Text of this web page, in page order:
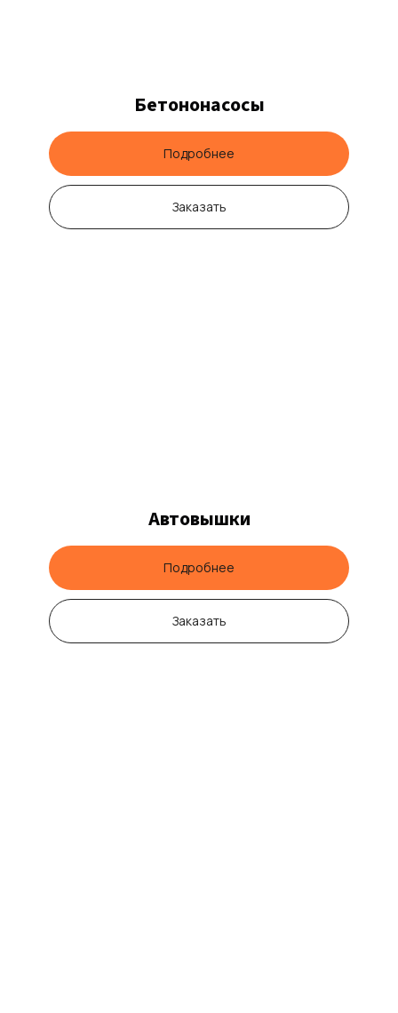
Бетононасосы
Подробнее
Заказать
Автовышки
Подробнее
Заказать